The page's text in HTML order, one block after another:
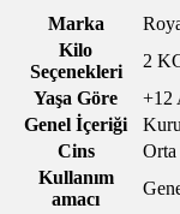
Marka
Kilo
Seçenekleri
2
Yaşa Göre
+12
Genel İçeriği
Cins
Kullanım
amacı